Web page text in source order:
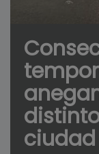
ciudad